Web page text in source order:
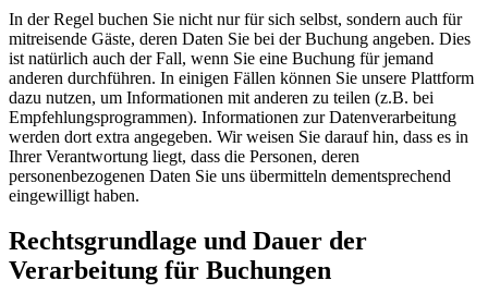
In der Regel buchen Sie nicht nur für sich selbst, sondern auch für
mitreisende Gäste, deren Daten Sie bei der Buchung angeben. Dies
ist natürlich auch der Fall, wenn Sie eine Buchung für jemand
anderen durchführen. In einigen Fällen können Sie unsere Plattform
dazu nutzen, um Informationen mit anderen zu teilen (z.B. bei
Empfehlungsprogrammen). Informationen zur Datenverarbeitung
werden dort extra angegeben. Wir weisen Sie darauf hin, dass es in
Ihrer Verantwortung liegt, dass die Personen, deren
personenbezogenen Daten Sie uns übermitteln dementsprechend
eingewilligt haben.
Rechtsgrundlage und Dauer der
Verarbeitung für Buchungen